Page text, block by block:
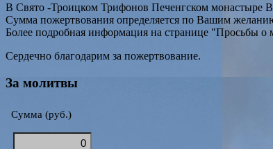
В Свято -Троицком Трифонов Печенгском монастыре
Сумма пожертвования определяется по Вашим
Более подробная информация на странице "Просьбы о
Сердечно благодарим за пожертвование.
За молитвы
Сумма (руб.)